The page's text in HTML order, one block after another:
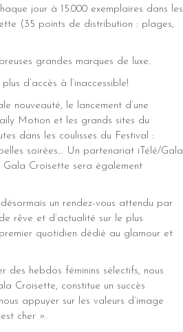
jour à 15.000 exemplaires dans les
(35 points de distribution : plages,
grandes marques de luxe.
d’accès à l’inaccessible!
nouveauté, le lancement d’une
Motion et les grands sites du
dans les coulisses du Festival :
soirées… Un partenariat iTélé/Gala
Gala Croisette sera également
un rendez-vous attendu par
rêve et d’actualité sur le plus
quotidien dédié au glamour et
hebdos féminins sélectifs, nous
Croisette, constitue un succès
appuyer sur les valeurs d’image
cher ».